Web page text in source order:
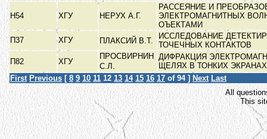
Н54 ХГУ НЕРУХ А.Г.
РАССЕЯНИЕ И
ЭЛЕКТРОМАГНИТНЫХ
ОЪЕКТАМИ
П37
ХГУ ПЛАКСИЙ В.Т.
ИССЛЕДОВАНИЕ
ТОЧЕЧНЫХ КОНТАКТОВ
П82
ХГУ
ПРОСВИРНИН
С.Л.
ДИФРАКЦИЯ
ЩЕЛЯХ В ТОНКИХ
First Previous [ 8 9 10 11 12 13 14 15 16 17 of 94 ] Next Last
All
This